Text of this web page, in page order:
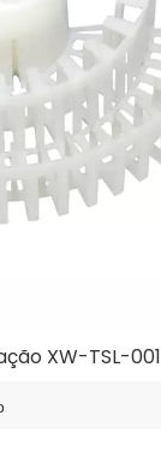
XW-TSL-001